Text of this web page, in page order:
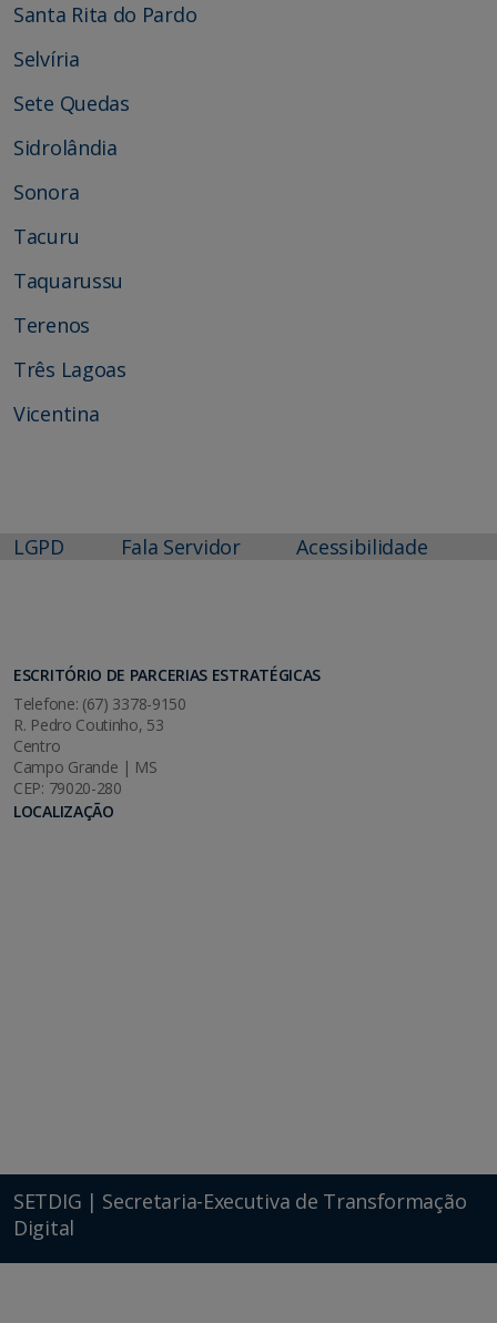
Santa Rita do Pardo
Selvíria
Sete Quedas
Sidrolândia
Sonora
Tacuru
Taquarussu
Terenos
Três Lagoas
Vicentina
LGPD Fala Servidor Acessibilidade
ESCRITÓRIO DE PARCERIAS ESTRATÉGICAS
Telefone: (67) 3378-9150
R. Pedro Coutinho, 53
Centro
Campo Grande | MS
CEP: 79020-280
LOCALIZAÇÃO
SETDIG | Secretaria-Executiva de Transformação
Digital